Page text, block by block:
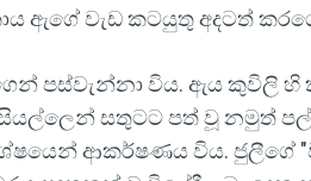
ඇගේ වැඩ කටයුතු අදටත්
පස්වැන්නා විය. ඇය කුවිලි හි
සතුටට පත් වූ නමුත්
ආකර්ෂණය විය. ජුලීගේ